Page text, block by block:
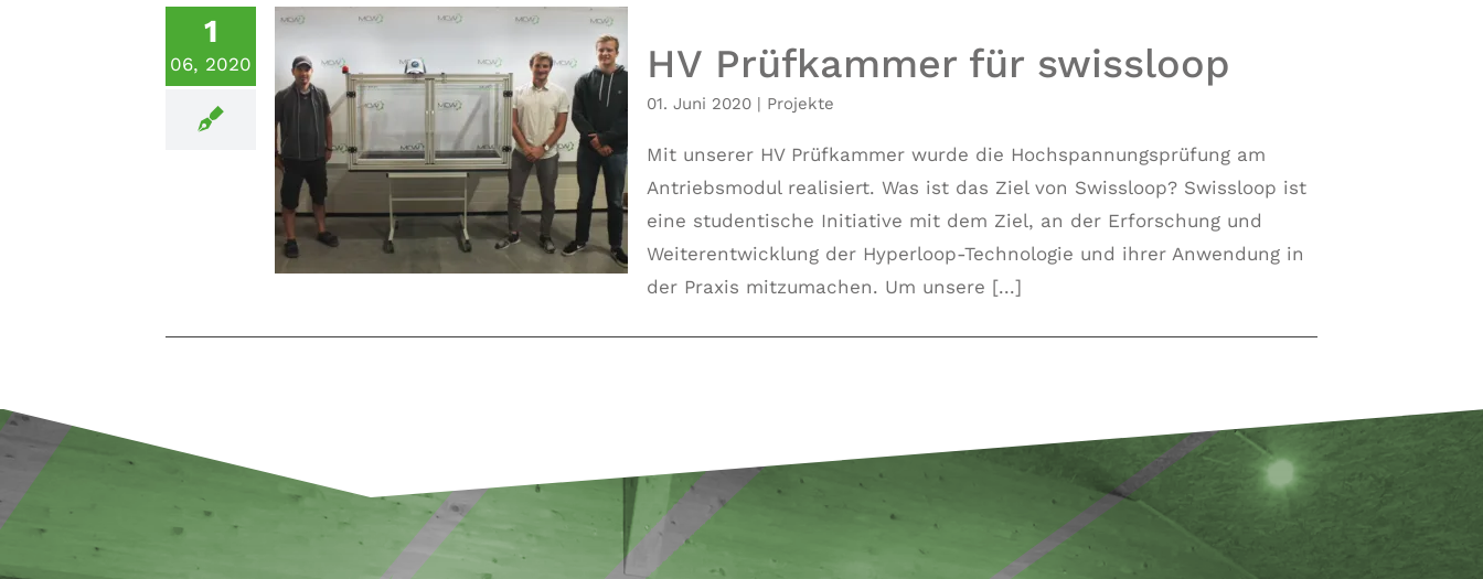
1
06, 2020
HV Prüfkammer für swissloop
HV Prüfkammer für swissloop
01. Juni 2020 | Projekte
Mit unserer HV Prüfkammer wurde die Hochspannungsprüfung am
Antriebsmodul realisiert. Was ist das Ziel von Swissloop? Swissloop ist
eine studentische Initiative mit dem Ziel, an der Erforschung und
Weiterentwicklung der Hyperloop-Technologie und ihrer Anwendung in
der Praxis mitzumachen. Um unsere [...]